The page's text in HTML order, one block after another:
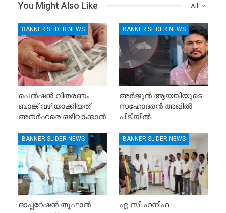
All
You Might Also Like
BANNER SLIDER NEWS
പെൻഷൻ വിതരണം
ബാങ്ക് വഴിയാക്കിയത്
അനർഹരെ ഒഴിവാക്കാൻ
BANNER SLIDER NEWS
അർജുൻ ആയങ്കിയുടെ
സഹോദരൻ അഖിൽ
പിടിയിൽ.
BANNER SLIDER NEWS
ഓപ്പറേഷൻ തൂഫാൻ
BANNER SLIDER NEWS
എ സി ഹനീഫ